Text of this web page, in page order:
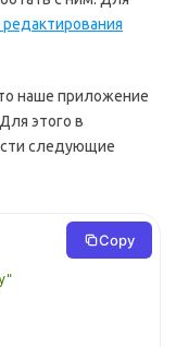
наше приложение
этого в
следующие
Copy